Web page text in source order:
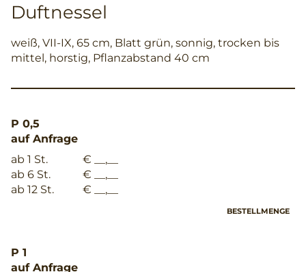
Duftnessel
weiß, VII-IX, 65 cm, Blatt grün, sonnig, trocken bis
mittel, horstig, Pflanzabstand 40 cm
P 0,5
auf Anfrage
ab 1 St.
€ __,__
ab 6 St.
€ __,__
ab 12 St.
€ __,__
BESTELLMENGE
P 1
auf Anfrage